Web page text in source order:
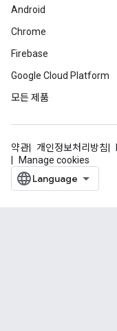
Android
Chrome
Firebase
Google Cloud Platform
모든 제품
약관 개인정보처리방침
Manage cookies